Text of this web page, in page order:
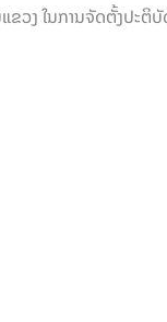
ວງ ໃນການຈັດຕັ້ງປະຕິ